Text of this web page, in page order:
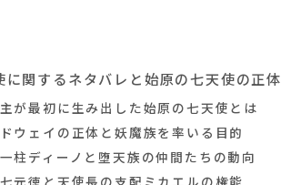
に関するネタバレと始原の七天使の正体
が最初に生み出した始原の七天使とは
ウェイの正体と妖魔族を率いる目的
柱ディーノと堕天族の仲間たちの動向